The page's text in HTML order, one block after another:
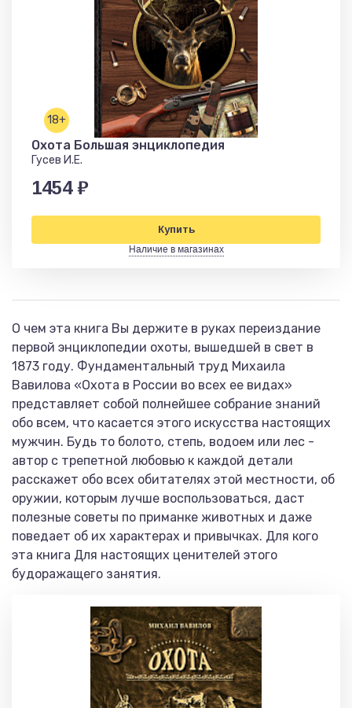
18+
Охота Большая энциклопедия
Гусев И.Е.
1454 ₽
Купить
Наличие в магазинах
О чем эта книга Вы держите в руках переиздание
первой энциклопедии охоты, вышедшей в свет в
1873 году. Фундаментальный труд Михаила
Вавилова «Охота в России во всех ее видах»
представляет собой полнейшее собрание знаний
обо всем, что касается этого искусства настоящих
мужчин. Будь то болото, степь, водоем или лес -
автор с трепетной любовью к каждой детали
расскажет обо всех обитателях этой местности, об
оружии, которым лучше воспользоваться, даст
полезные советы по приманке животных и даже
поведает об их характерах и привычках. Для кого
эта книга Для настоящих ценителей этого
будоражащего занятия.